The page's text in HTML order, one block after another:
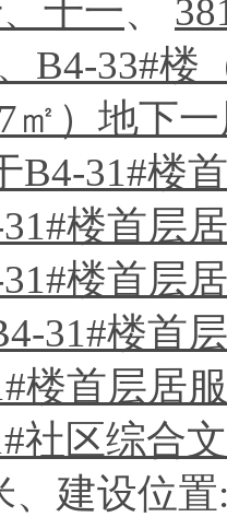
十一、
、B4-33#
㎡）地下
B4-31#楼
楼首层
楼首层
31#楼首
楼首层居服
社区综合
、建设位